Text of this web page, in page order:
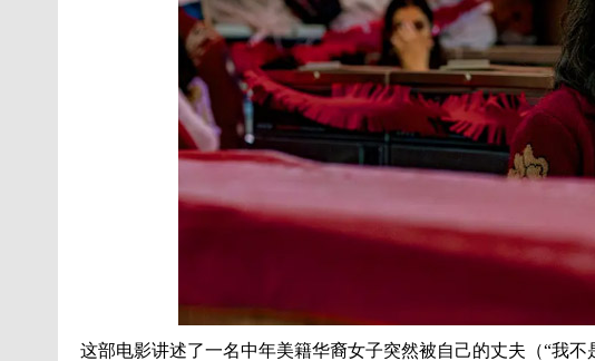
这部电影讲述了一名中年美籍华裔女子突然被自己的丈夫（“我